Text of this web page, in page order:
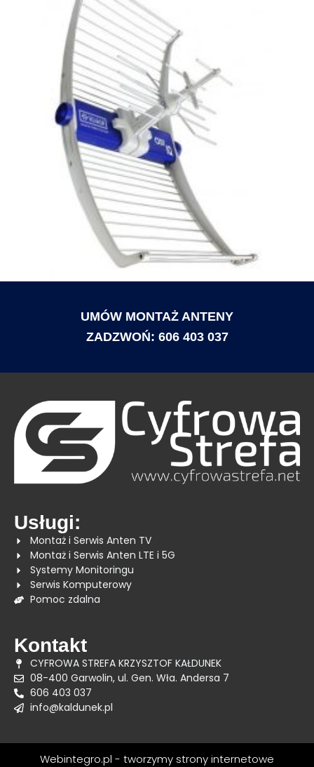
UMÓW MONTAŻ ANTENY
ZADZWOŃ: 606 403 037
Usługi:
Montaż i Serwis Anten TV
Montaż i Serwis Anten LTE i 5G
Systemy Monitoringu
Serwis Komputerowy
Pomoc zdalna
Kontakt
CYFROWA STREFA KRZYSZTOF KAŁDUNEK
08-400 Garwolin, ul. Gen. Wła. Andersa 7
606 403 037
info@kaldunek.pl
Webintegro.pl - tworzymy strony internetowe